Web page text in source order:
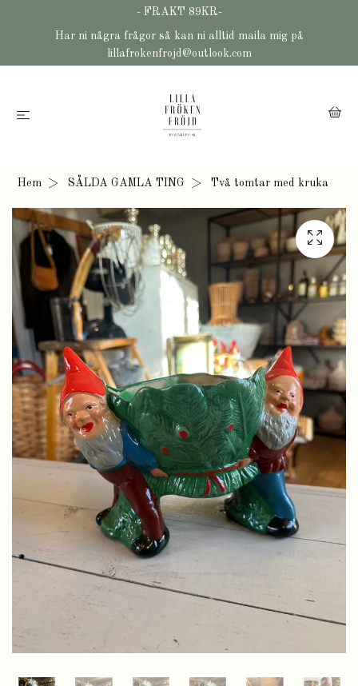
- FRAKT 89KR-
Har ni några frågor så kan ni alltid maila mig på
lillafrokenfrojd@outlook.com
Hem SÅLDA GAMLA TING Två tomtar med kruka